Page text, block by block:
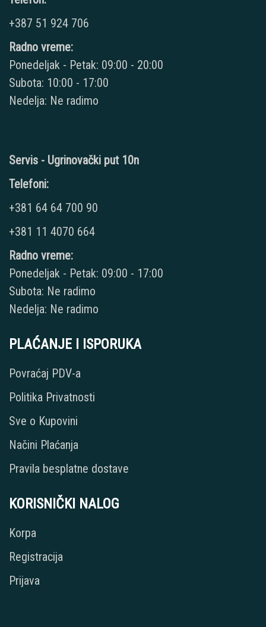
+387 51 924 706
Radno vreme:
Ponedeljak - Petak: 09:00 - 20:00
Subota: 10:00 - 17:00
Nedelja: Ne radimo
Servis - Ugrinovački put 10n
Telefoni:
+381 64 64 700 90
+381 11 4070 664
Radno vreme:
Ponedeljak - Petak: 09:00 - 17:00
Subota: Ne radimo
Nedelja: Ne radimo
PLAĆANJE I ISPORUKA
Povraćaj PDV-a
Politika Privatnosti
Sve o Kupovini
Načini Plaćanja
Pravila besplatne dostave
KORISNIČKI NALOG
Korpa
Registracija
Prijava